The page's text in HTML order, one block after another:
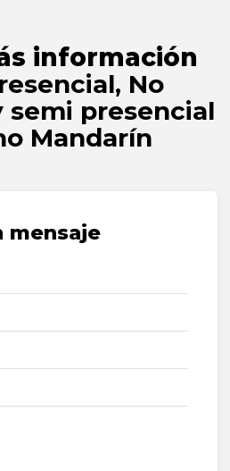
información
No
semi presencial
Mandarín
mensaje